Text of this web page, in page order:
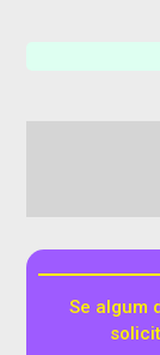
Se algum